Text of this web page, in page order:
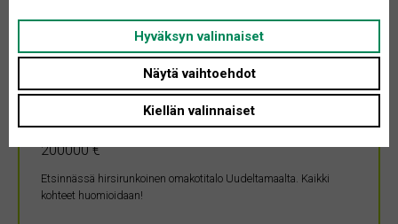
Hirsirunkoinen vanha
omakotitalo
Uusimaa • 02580 Siuntio
200000 €
Etsinnässä hirsirunkoinen omakotitalo Uudeltamaalta. Kaikki
kohteet huomioidaan!
Hyväksyn valinnaiset
Näytä vaihtoehdot
Kiellän valinnaiset